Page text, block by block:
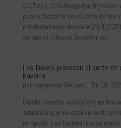
(CETM) y CCS Abogados firmaron
para solicitar la devolución de los
indebidamente desde el 23/12/
de que el Tribunal Superior de...
Las lluvias provocan el corte
Navarra
por Magaceda Serrano | Dic 10,
Desde nuestra asociación en
situación que se está viviendo en
temporal. Las fuertes lluvias